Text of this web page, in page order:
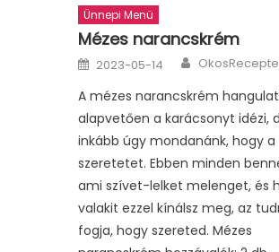
Ünnepi Menü
Mézes narancskrém
Posted
on
2023-05-14 Author
A mézes narancskrém
alapvetően a karácsonyt idézi,
inkább úgy mondanánk, hogy a
szeretetet. Ebben minden
ami szívet-lelket melenget, és
valakit ezzel kínálsz meg, az
fogja, hogy szereted. Mézes